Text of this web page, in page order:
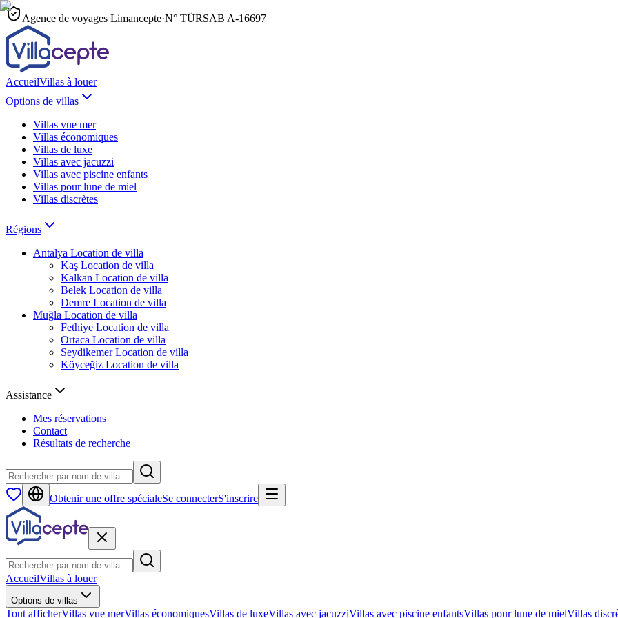
Agence de voyages Limancepte·N° TÜRSAB A-16697
AccueilVillas à louer
Options de villas
Villas vue mer
Villas économiques
Villas de luxe
Villas avec jacuzzi
Villas avec piscine enfants
Villas pour lune de miel
Villas discrètes
Régions
Antalya Location de villa
Kaş Location de villa
Kalkan Location de villa
Belek Location de villa
Demre Location de villa
Muğla Location de villa
Fethiye Location de villa
Ortaca Location de villa
Seydikemer Location de villa
Köyceğiz Location de villa
Assistance
Mes réservations
Contact
Résultats de recherche
Obtenir une offre spécialeSe connecterS'inscrire
AccueilVillas à louer
Options de villas
Tout afficherVillas vue merVillas économiquesVillas de luxeVillas avec jacuzziVillas avec piscine enfantsVillas pour lune de mielVillas